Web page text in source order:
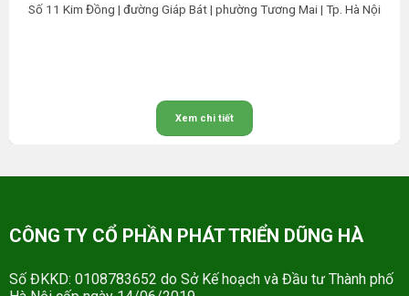
Số 11 Kim Đồng | đường Giáp Bát | phường Tương Mai | Tp. Hà Nội
Xem chi tiết
CÔNG TY CỔ PHẦN PHÁT TRIỂN DŨNG HÀ
Số ĐKKD: 0108783652 do Sở Kế hoạch và Đầu tư Thành phố